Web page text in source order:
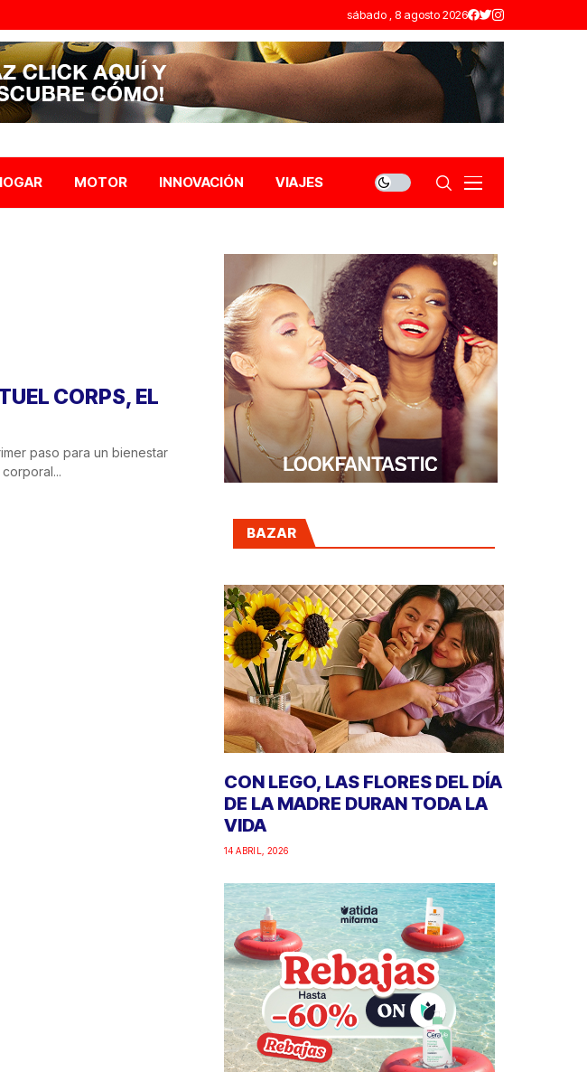
sábado , 8 agosto 2026
MOTOR INNOVACIÓN VIAJES
CORPS, EL
paso para un bienestar
BAZAR
CON LEGO, LAS FLORES DEL DÍA
DE LA MADRE DURAN TODA LA
VIDA
14 ABRIL, 2026